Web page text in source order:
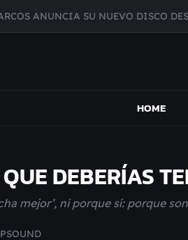
PRESENTA INHIBIDOR, UNA
prepara para salir de gira en HIJO DEL
HOME
DEBERÍAS
mejor’, ni porque sí: porque